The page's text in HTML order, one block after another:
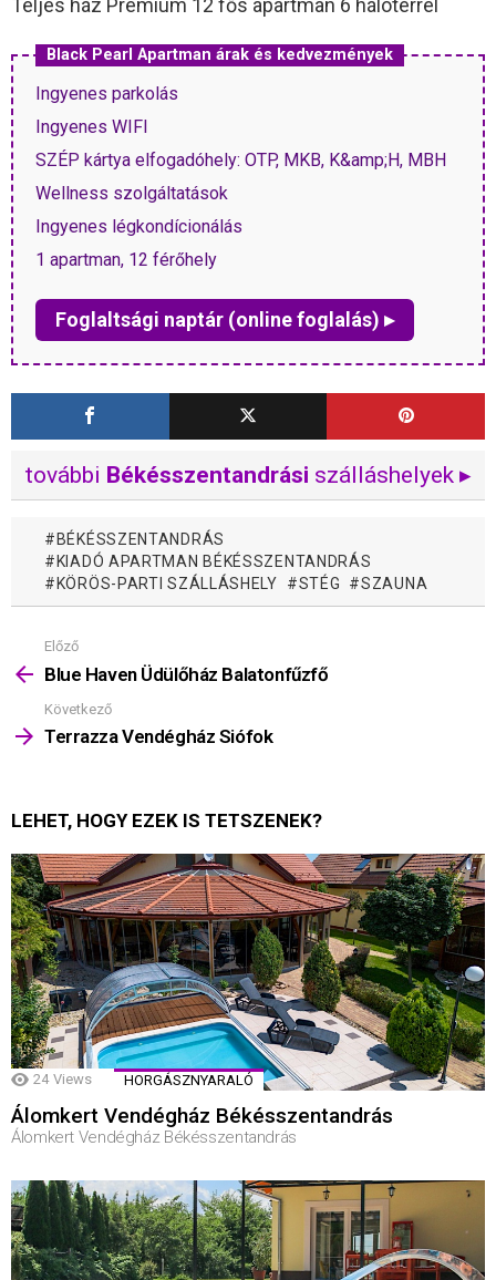
Teljes ház Premium 12 fős apartman 6 hálótérrel
Black Pearl Apartman árak és kedvezmények
Ingyenes parkolás
Ingyenes WIFI
SZÉP kártya elfogadóhely: OTP, MKB, K&amp;H, MBH
Wellness szolgáltatások
Ingyenes légkondícionálás
1 apartman, 12 férőhely
Foglaltsági naptár (online foglalás) ▸
további Békésszentandrási szálláshelyek ▸
BÉKÉSSZENTANDRÁS
KIADÓ APARTMAN BÉKÉSSZENTANDRÁS
KÖRÖS-PARTI SZÁLLÁSHELY
STÉG SZAUNA
Mutass
többet
Előző
Blue Haven Üdülőház Balatonfűzfő
Következő
Terrazza Vendégház Siófok
LEHET, HOGY EZEK IS TETSZENEK?
24 Views HORGÁSZNYARALÓ
Álomkert Vendégház Békésszentandrás
Álomkert Vendégház Békésszentandrás